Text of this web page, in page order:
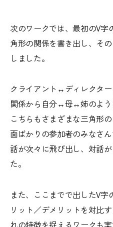
次のワークでは、最初のV
角形の関係を書き出し、そ
しました。
クライアント↔︎ディレクタ
関係から自分↔︎母↔︎姉のよう
こちらもさまざまな三角形
面ばかりの参加者のみなさ
話が次々に飛び出し、対話
た。
また、ここまでで出したV字
リット／デメリットを対比